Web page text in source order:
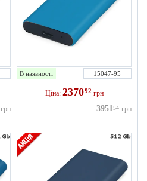
грн
В наявності 15047-95
Ціна: 237092 грн
395154 грн